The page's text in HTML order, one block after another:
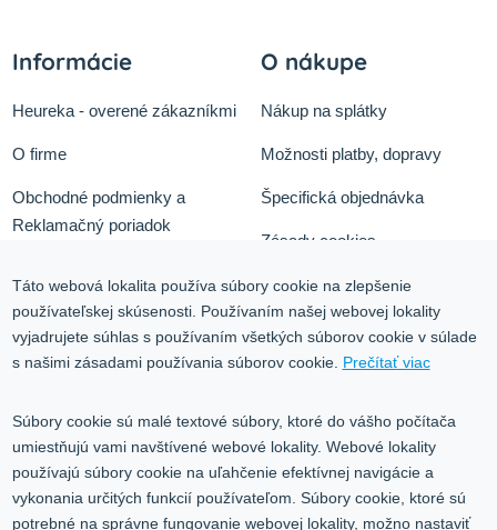
Informácie
Heureka - overené zákazníkmi
O firme
Obchodné podmienky a
Reklamačný poriadok
Služby
Kontakt
O nákupe
Nákup na splátky
Možnosti platby, dopravy
Špecifická objednávka
Zásady cookies
Ochrana osobných údajov
Blog
Kontakt
Volgogradská 9, 08001 Prešov
0917 353 303
Táto webová lokalita používa súbory cookie na zlepšenie
používateľskej skúsenosti. Používaním našej webovej lokality
vyjadrujete súhlas s používaním všetkých súborov cookie v súlade
s našimi zásadami používania súborov cookie. Prečítať viac
Súbory cookie sú malé textové súbory, ktoré do vášho počítača
umiestňujú vami navštívené webové lokality. Webové lokality
používajú súbory cookie na uľahčenie efektívnej navigácie a
vykonania určitých funkcií používateľom. Súbory cookie, ktoré sú
potrebné na správne fungovanie webovej lokality, možno nastaviť